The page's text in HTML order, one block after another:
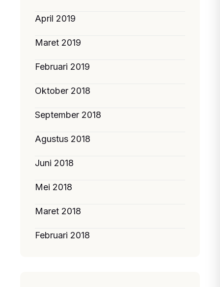
April 2019
Maret 2019
Februari 2019
Oktober 2018
September 2018
Agustus 2018
Juni 2018
Mei 2018
Maret 2018
Februari 2018